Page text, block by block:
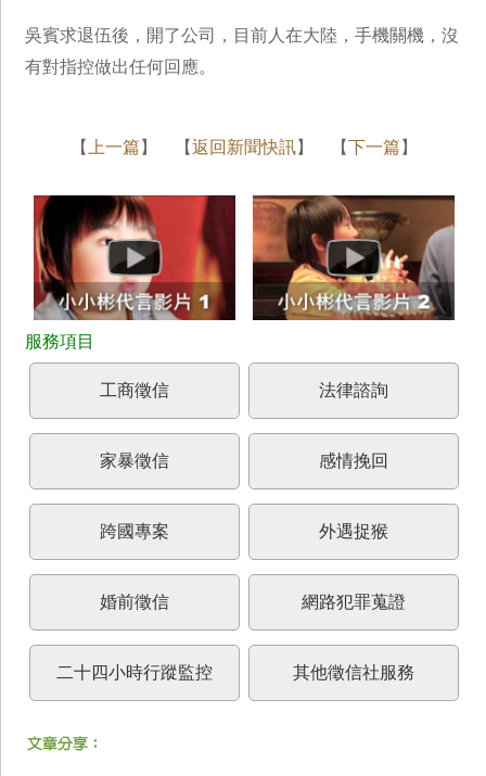
吳賓求退伍後，開了公司，目前人在大陸，手機關機，沒
有對指控做出任何回應。
【 上一篇 】 【返回新聞快訊】 【下一篇 】
工商徵信 法律諮詢
家暴徵信 感情挽回
跨國專案 外遇捉猴
婚前徵信 網路犯罪蒐證
二十四小時行蹤監控 其他徵信社服務